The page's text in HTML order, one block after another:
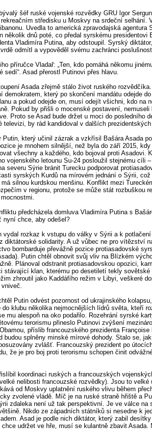
šéf ruské vojenské rozvědky GRU Igor
středisku u Moskvy na srdeční selhání.
Uvedla to americká zpravodajská agentura
několik dnů poté, co předal syrskému presidentovi
Vladimíra Putina, aby odstoupil. Syrský
odmítl a vypověděl svému zachránci
příručce Vladař: „Ten, kdo pomáhá někomu
sedí“. Asad přerostl Putinovi přes hlavu.
Asada zřejmě stálo život ruského
demokratem, který po skončení mandátu odejde
a pokud odejde on, musí odejít všichni, kdo na
Pokud by přišli o mocenské postavení,
Proto se Asad bude držet u moci do posledního
televizi, by rád kandidoval v dalších
který učinil zázrak a vzkřísil Bašára Asada
je mnohem silnější, než byla do září 2015, kdy
všechny a každého, kdo bojoval proti Asadovi.
vojenského letounu Su-24 posloužil stejnému cíli
severu Sýrie bránit Turecku podporovat
syrských Kurdů na mírovém jednání o Sýrii,
silnou kurdskou menšinu. Konflikt mezi
v regionu, protože se může stát rozbuškou
předcházela domluva Vladimíra Putina s
nyní chce, aby odešel?
vydal rozkaz k vstupu do války v Sýrii a k potlačení
diktátorské solidarity. A už vůbec ne pro vítězství
bombarduje převážně pozice protiasadovské
Putin chtěl obnovit svůj vliv na Blízkém
Plánoval odstranit protiasadovskou opozici,
stávající klan, kterému po desetiletí tekly sovětské
zhroutil jako Kaddáfího režim v Libyi, veškeré
Putin odvést pozornost od ukrajinského
klubu několika nejmocnějších lídrů světa, kteří
mu alespoň na oko podařilo. Rozehrání syrské
terorismu přineslo Putinovi zvýšení
příslib francouzského prezidenta Françoise
budou splněny minské mírové dohody. Stalo se,
zvlášť. Francouzský prezident po
že je pro boj proti terorismu schopen činit
koordinaci ruských a francouzských
nelibosti francouzské rozvědky). Jsou to velké
od Moskvy uplatnění ruského vlivu během
zvolené vládě. Míč je na ruské straně hřiště a
zdaleka není už tak perspektivní. Je ve válce na
Nikdo ze západních státníků si nesedne k
Asad je podle nich diktátor, který zabil
udržet ve hře, musí se kulantně zbavit Asada.